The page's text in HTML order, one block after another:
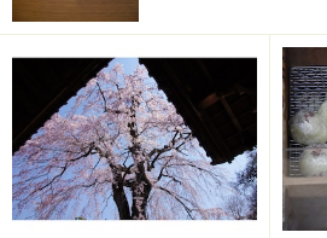
の風味が失われることはありません
天然の食物繊維やペクチンを使
ーは、ゼラチン質ではなくグミ
と食感をもっています。賞味期
常温保管ができ、箱から出して
きます。ジューシーなゼリーな